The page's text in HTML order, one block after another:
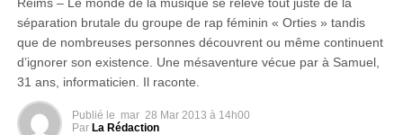
séparation brutale du groupe de rap féminin « Orties » tandis
que de nombreuses personnes découvrent ou même continuent
d’ignorer son existence. Une mésaventure vécue par à Samuel,
31 ans, informaticien. Il raconte.
Publié le mar 28 Mar 2013 à 14h00
Par La Rédaction